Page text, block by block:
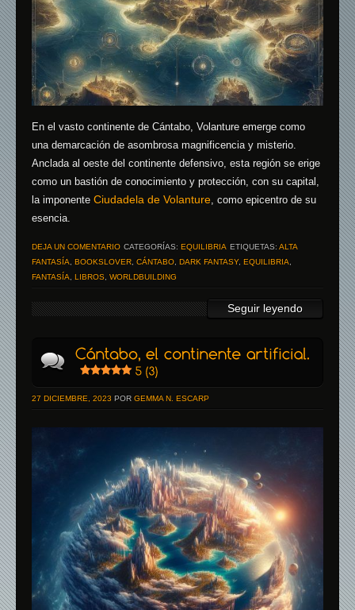
En el vasto continente de Cántabo, Volanture emerge como
una demarcación de asombrosa magnificencia y misterio.
Anclada al oeste del continente defensivo, esta región se erige
como un bastión de conocimiento y protección, con su capital,
la imponente Ciudadela de Volanture, como epicentro de su
esencia.
Seguir leyendo
DEJA UN COMENTARIO CATEGORÍAS: EQUILIBRIA ETIQUETAS: ALTA
FANTASÍA
BOOKSLOVER CÁNTABO DARK FANTASY, EQUILIBRIA
FANTASÍA
LIBROS WORLDBUILDING
27 DICIEMBRE, 2023 POR GEMMA N. ESCARP